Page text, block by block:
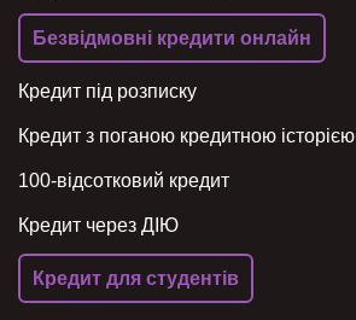
Безвідмовні кредити онлайн
Кредит під розписку
Кредит з поганою кредитною історією
100-відсотковий кредит
Кредит через ДІЮ
Кредит для студентів